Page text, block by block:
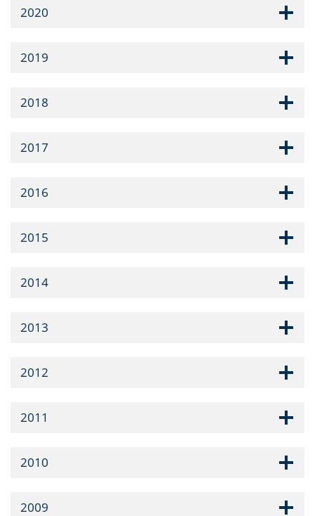
2020
2019
2018
2017
2016
2015
2014
2013
2012
2011
2010
2009